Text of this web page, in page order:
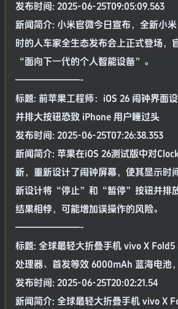
发布时间: 2025-06-25T09:05:09.563
新闻简介: 小米官微今日宣布，全新小
时的人车家全生态发布会上正式登场，
“面向下一代的个人智能设备”。
———————-
标题: 前苹果工程师：iOS 26 闹钟界面
并排大按钮恐致 iPhone 用户睡过头
发布时间: 2025-06-25T07:26:38.353
新闻简介: 苹果在iOS 26测试版中对
新，重新设计了闹钟屏幕，使其显示时
新设计将“停止”和“暂停”按钮并排
结果相悖，可能增加误操作的风险。
———————-
标题: 全球最轻大折叠手机 vivo X Fold5
处理器、首发等效 6000mAh 蓝海电池
发布时间: 2025-06-25T20:02:21.54
新闻简介: 全球最轻大折叠手机 vivo X